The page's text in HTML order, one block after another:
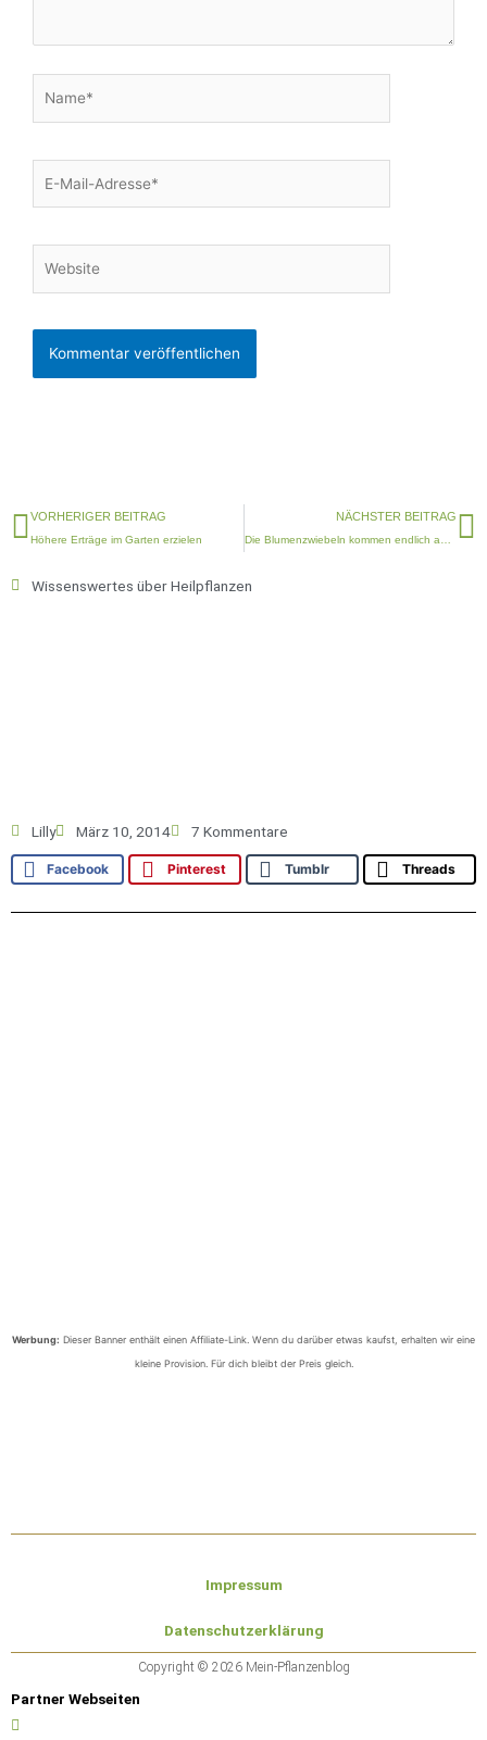
Mail-
Zurück
VORHERIGER BEITRAG
Höhere Erträge im Garten erzielen
NÄCHSTER BEITRAG
Wissenswertes über Heilpflanzen
Lilly März 10, 2014 7 Kommentare
Facebook Pinterest Tumblr Threads
Werbung: Dieser Banner enthält einen Affiliate-Link. Wenn du darüber etwas kaufst, erhalten wir eine
kleine Provision. Für dich bleibt der Preis gleich.
Impressum
Datenschutzerklärung
Copyright © 2026 Mein-Pflanzenblog
Partner Webseiten